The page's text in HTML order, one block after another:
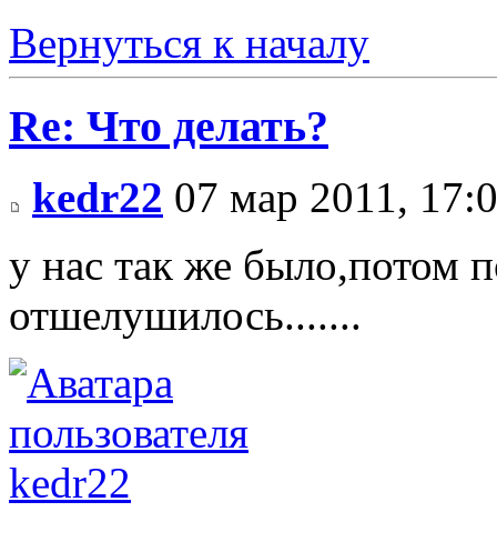
Вернуться к началу
Re: Что делать?
kedr22 07 мар 2011,
у нас так же было,потом
отшелушилось.......
kedr22